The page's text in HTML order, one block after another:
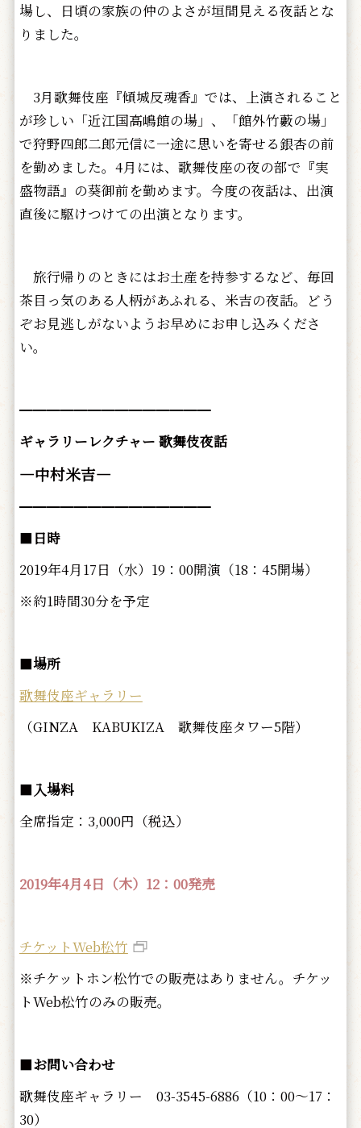
場し、日頃の家族の仲のよさが垣間見える夜話とな
りました。
3月歌舞伎座『傾城反魂香』では、上演されること
が珍しい「近江国高嶋館の場」、「館外竹藪の場」
で狩野四郎二郎元信に一途に思いを寄せる銀杏の前
を勤めました。4月には、歌舞伎座の夜の部で『実
盛物語』の葵御前を勤めます。今度の夜話は、出演
直後に駆けつけての出演となります。
旅行帰りのときにはお土産を持参するなど、毎回
茶目っ気のある人柄があふれる、米吉の夜話。どう
ぞお見逃しがないようお早めにお申し込みくださ
い。
━━━━━━━━━━━━━━
ギャラリーレクチャー 歌舞伎夜話
―中村米吉―
━━━━━━━━━━━━━━
■ 日時
2019年4月17日（水）19：00開演（18：45開場）
※約1時間30分を予定
■場所
歌舞伎座ギャラリー
（GINZA KABUKIZA 歌舞伎座タワー5階）
■ 入場料
全席指定：3,000円（税込）
2019年4月4日（木）12：00発売
チケットWeb松竹
※チケットホン松竹での販売はありません。チケッ
トWeb松竹のみの販売。
■お問い合わせ
歌舞伎座ギャラリー 03-3545-6886（10：00～17：
30）